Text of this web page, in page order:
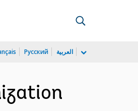
Русский العربية